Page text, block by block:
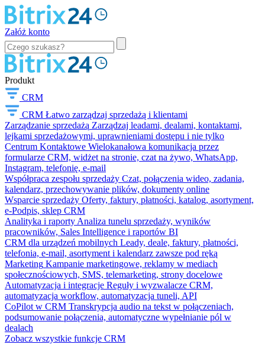
Załóż konto
Produkt
CRM
CRM Łatwo zarządzaj sprzedażą i klientami
Zarządzanie sprzedażą Zarządzaj leadami, dealami, kontaktami,
lejkami sprzedażowymi, uprawnieniami dostępu i nie tylko
Centrum Kontaktowe Wielokanałowa komunikacja przez
formularze CRM, widżet na stronie, czat na żywo, WhatsApp,
Instagram, telefonię, e-mail
Współpraca zespołu sprzedaży Czat, połączenia wideo, zadania,
kalendarz, przechowywanie plików, dokumenty online
Wsparcie sprzedaży Oferty, faktury, płatności, katalog, asortyment,
e-Podpis, sklep CRM
Analityka i raporty Analiza tunelu sprzedaży, wyników
pracowników, Sales Intelligence i raportów BI
CRM dla urządzeń mobilnych Leady, deale, faktury, płatności,
telefonia, e-mail, asortyment i kalendarz zawsze pod ręką
Marketing Kampanie marketingowe, reklamy w mediach
społecznościowych, SMS, telemarketing, strony docelowe
Automatyzacja i integracje Reguły i wyzwalacze CRM,
automatyzacja workflow, automatyzacja tuneli, API
CoPilot w CRM Transkrypcja audio na tekst w połączeniach,
podsumowanie połączenia, automatyczne wypełnianie pól w
dealach
Zobacz wszystkie funkcje CRM